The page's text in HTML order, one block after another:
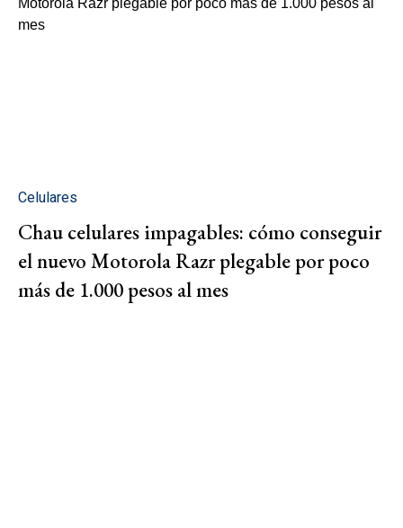
Celulares
Chau celulares impagables: cómo conseguir
el nuevo Motorola Razr plegable por poco
más de 1.000 pesos al mes